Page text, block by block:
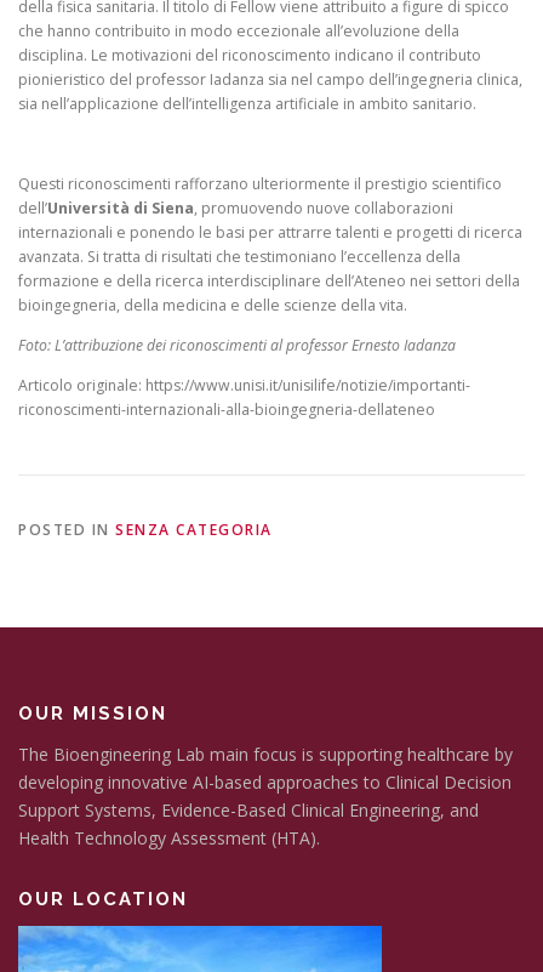
della fisica sanitaria. Il titolo di Fellow viene attribuito a figure di spicco
che hanno contribuito in modo eccezionale all’evoluzione della
disciplina. Le motivazioni del riconoscimento indicano il contributo
pionieristico del professor Iadanza sia nel campo dell’ingegneria clinica,
sia nell’applicazione dell’intelligenza artificiale in ambito sanitario.
Questi riconoscimenti rafforzano ulteriormente il prestigio scientifico
dell’Università di Siena, promuovendo nuove collaborazioni
internazionali e ponendo le basi per attrarre talenti e progetti di ricerca
avanzata. Si tratta di risultati che testimoniano l’eccellenza della
formazione e della ricerca interdisciplinare dell’Ateneo nei settori della
bioingegneria, della medicina e delle scienze della vita.
Foto: L’attribuzione dei riconoscimenti al professor Ernesto Iadanza
Articolo originale: https://www.unisi.it/unisilife/notizie/importanti-
riconoscimenti-internazionali-alla-bioingegneria-dellateneo
POSTED IN SENZA CATEGORIA
OUR MISSION
The Bioengineering Lab main focus is supporting healthcare by
developing innovative AI-based approaches to Clinical Decision
Support Systems, Evidence-Based Clinical Engineering, and
Health Technology Assessment (HTA).
OUR LOCATION